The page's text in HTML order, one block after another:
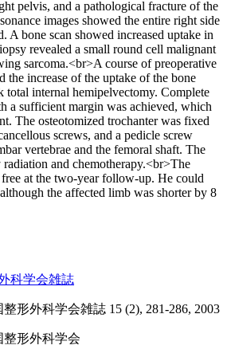
pelvis, and a pathological fracture of the
images showed the entire right side
A bone scan showed increased uptake in
revealed a small round cell malignant
sarcoma.<br>A course of preoperative
the increase of the uptake of the bone
total internal hemipelvectomy. Complete
a sufficient margin was achieved, which
The osteotomized trochanter was fixed
screws, and a pedicle screw
vertebrae and the femoral shaft. The
and chemotherapy.<br>The
free at the two-year follow-up. He could
the affected limb was shorter by 8
科学会雑誌
形外科学会雑誌 15 (2), 281-286, 2003
整形外科学会